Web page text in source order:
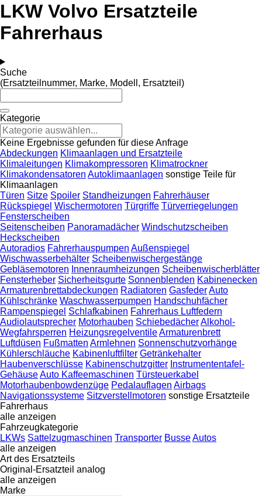
LKW Volvo Ersatzteile
Fahrerhaus
Suche
(Ersatzteilnummer, Marke, Modell, Ersatzteil)
Kategorie
Keine Ergebnisse gefunden für diese Anfrage
Abdeckungen Klimaanlagen und Ersatzteile
Klimaleitungen Klimakompressoren Klimatrockner
Klimakondensatoren Autoklimaanlagen sonstige Teile für
Klimaanlagen
Türen Sitze Spoiler Standheizungen Fahrerhäuser
Rückspiegel Wischermotoren Türgriffe Türverriegelungen
Fensterscheiben
Seitenscheiben Panoramadächer Windschutzscheiben
Heckscheiben
Autoradios Fahrerhauspumpen Außenspiegel
Wischwasserbehälter Scheibenwischergestänge
Gebläsemotoren Innenraumheizungen Scheibenwischerblätter
Fensterheber Sicherheitsgurte Sonnenblenden Kabinenecken
Armaturenbrettabdeckungen Radiatoren GasfederAuto
Kühlschränke Waschwasserpumpen Handschuhfächer
Rampenspiegel Schlafkabinen Fahrerhaus Luftfedern
Audiolautsprecher Motorhauben SchiebedächerAlkohol-
Wegfahrsperren HeizungsregelventileArmaturenbrett
Luftdüsen Fußmatten Armlehnen Sonnenschutzvorhänge
Kühlerschläuche Kabinenluftfilter Getränkehalter
Haubenverschlüsse Kabinenschutzgitter Instrumententafel-
GehäuseAuto Kaffeemaschinen Türsteuerkabel
Motorhaubenbowdenzüge Pedalauflagen Airbags
Navigationssysteme Sitzverstellmotoren sonstige Ersatzteile
Fahrerhaus
alle anzeigen
Fahrzeugkategorie
LKWs Sattelzugmaschinen Transporter BusseAutos
alle anzeigen
Art des Ersatzteils
Original-Ersatzteil analog
alle anzeigen
Marke